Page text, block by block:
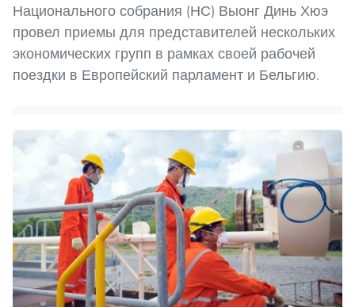
Национального собрания (НС) Выонг Динь Хюэ
провел приемы для представителей нескольких
экономических групп в рамках своей рабочей
поездки в Европейский парламент и Бельгию.